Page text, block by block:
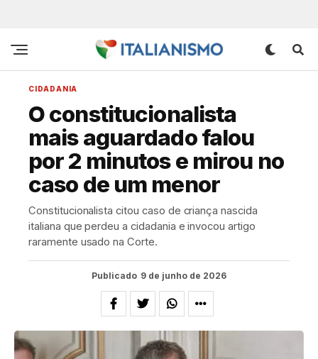
CIDADANIA
O constitucionalista
mais aguardado falou
por 2 minutos e mirou no
caso de um menor
Constitucionalista citou caso de criança nascida
italiana que perdeu a cidadania e invocou artigo
raramente usado na Corte.
Publicado 9 de junho de 2026